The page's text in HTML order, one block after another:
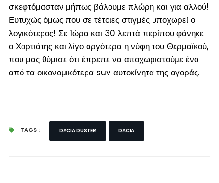
σκεφτόμασταν μήπως βάλουμε πλώρη και για αλλού!
Ευτυχώς όμως που σε τέτοιες στιγμές υποχωρεί ο
λογικότερος! Σε 1ώρα και 30 λεπτά περίπου φάνηκε
ο Χορτιάτης και λίγο αργότερα η νύφη του Θερμαϊκού,
που μας θύμισε ότι έπρεπε να αποχωριστούμε ένα
από τα οικονομικότερα suv αυτοκίνητα της αγοράς.
TAGS : DACIA DUSTER DACIA